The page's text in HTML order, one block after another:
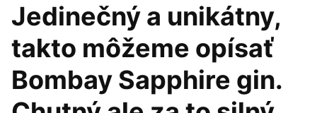
Jedinečný a unikátny,
takto môžeme opísať
Bombay Sapphire gin.